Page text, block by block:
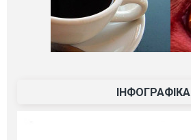
ІНФОГРАФІКА